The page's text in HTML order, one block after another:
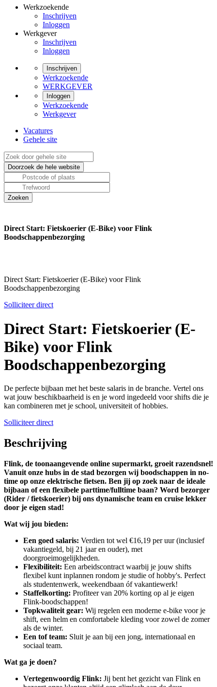
Werkzoekende
Inschrijven
Inloggen
Werkgever
Inschrijven
Inloggen
Inschrijven
Werkzoekende
WERKGEVER
Inloggen
Werkzoekende
Werkgever
Vacatures
Gehele site
Direct Start: Fietskoerier (E-Bike) voor Flink
Boodschappenbezorging
Direct Start: Fietskoerier (E-Bike) voor Flink
Boodschappenbezorging
Solliciteer direct
Direct Start: Fietskoerier (E-
Bike) voor Flink
Boodschappenbezorging
De perfecte bijbaan met het beste salaris in de branche. Vertel ons
wat jouw beschikbaarheid is en je word ingedeeld voor shifts die je
kan combineren met je school, universiteit of hobbies.
Solliciteer direct
Beschrijving
Flink, de toonaangevende online supermarkt, groeit razendsnel!
Vanuit onze hubs in de stad bezorgen wij boodschappen in no-
time op onze elektrische fietsen. Ben jij op zoek naar de ideale
bijbaan of een flexibele parttime/fulltime baan? Word bezorger
(Rider / fietskoerier) bij ons dynamische team en cruise lekker
door je eigen stad!
Wat wij jou bieden:
Een goed salaris: Verdien tot wel €16,19 per uur (inclusief
vakantiegeld, bij 21 jaar en ouder), met
doorgroeimogelijkheden.
Flexibiliteit: Een arbeidscontract waarbij je jouw shifts
flexibel kunt inplannen rondom je studie of hobby's. Perfect
als studentenwerk, weekendbaan óf vakantiewerk!
Staffelkorting: Profiteer van 20% korting op al je eigen
Flink-boodschappen!
Topkwaliteit gear: Wij regelen een moderne e-bike voor je
shift, een helm en comfortabele kleding voor zowel de zomer
als de winter.
Een tof team: Sluit je aan bij een jong, internationaal en
sociaal team.
Wat ga je doen?
Vertegenwoordig Flink: Jij bent het gezicht van Flink en